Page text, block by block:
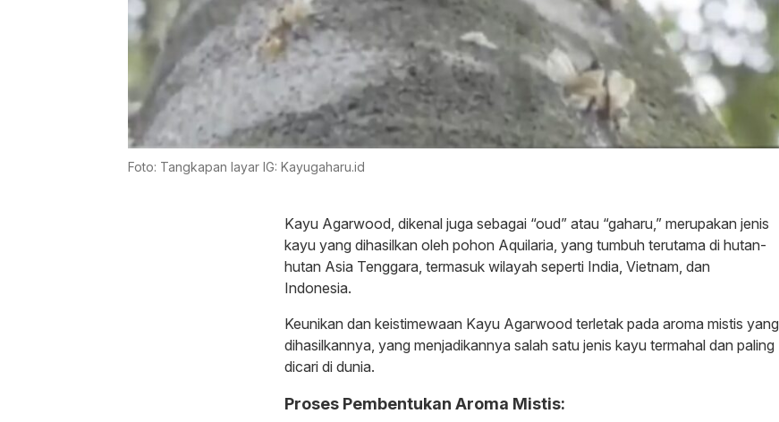
Foto: Tangkapan layar IG: Kayugaharu.id
Kayu Agarwood, dikenal juga sebagai “oud” atau “gaharu,” merupakan jenis
kayu yang dihasilkan oleh pohon Aquilaria, yang tumbuh terutama di hutan-
hutan Asia Tenggara, termasuk wilayah seperti India, Vietnam, dan
Indonesia.
Keunikan dan keistimewaan Kayu Agarwood terletak pada aroma mistis yang
dihasilkannya, yang menjadikannya salah satu jenis kayu termahal dan paling
dicari di dunia.
Proses Pembentukan Aroma Mistis: